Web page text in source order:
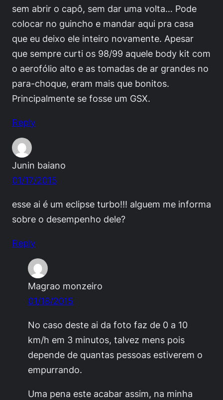
sem abrir o capô, sem dar uma volta… Pode
colocar no guincho e mandar aqui pra casa
que eu deixo ele inteiro novamente. Apesar
que sempre curti os 98/99 aquele body kit com
o aerofólio alto e as tomadas de ar grandes no
para-choque, eram mais que bonitos.
Principalmente se fosse um GSX.
Reply
Junin baiano
01/17/2015
esse ai é um eclipse turbo!!! alguem me informa
sobre o desempenho dele?
Reply
Magrao monzeiro
01/18/2015
No caso deste ai da foto faz de 0 a 10
km/h em 3 minutos, talvez mens pois
depende de quantas pessoas estiverem o
empurrando.
Uma pena este acabar assim, na minha